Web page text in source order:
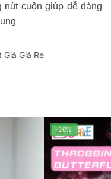
nút cuộn giúp dễ dàng
Giá Rẻ
-26%